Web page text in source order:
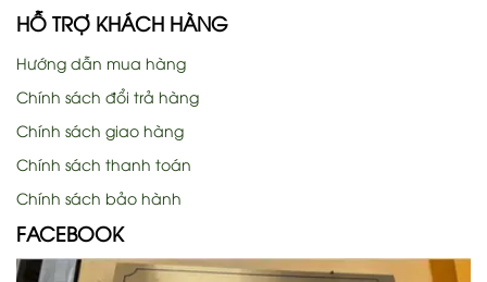
HỖ TRỢ KHÁCH HÀNG
Hướng dẫn mua hàng
Chính sách đổi trả hàng
Chính sách giao hàng
Chính sách thanh toán
Chính sách bảo hành
FACEBOOK